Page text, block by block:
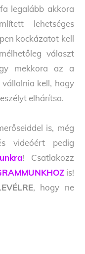
legalább akkora
lehetséges
kockázatot kell
választ
mekkora az a
kell, hogy
elhárítsa.
is, még
videóért pedig
! Csatlakozz
is!
, hogy ne